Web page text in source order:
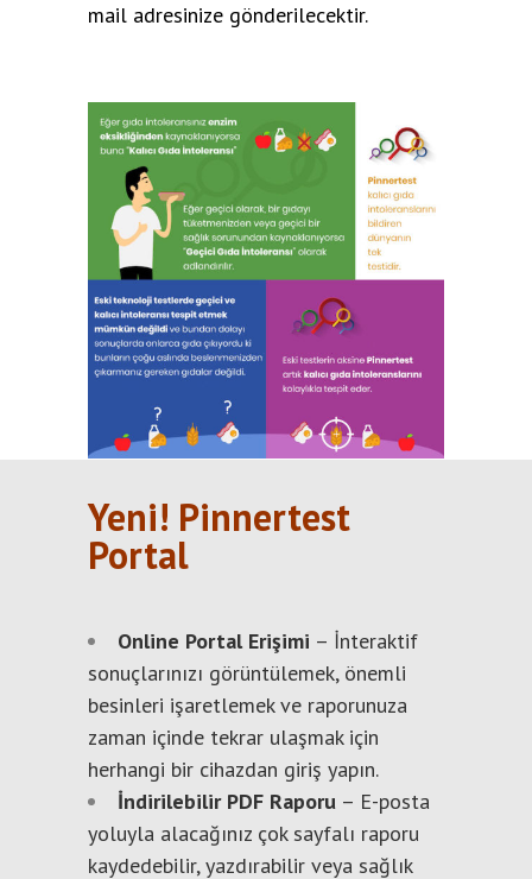
mail adresinize gönderilecektir.
Yeni! Pinnertest
Portal
Online Portal Erişimi – İnteraktif
sonuçlarınızı görüntülemek, önemli
besinleri işaretlemek ve raporunuza
zaman içinde tekrar ulaşmak için
herhangi bir cihazdan giriş yapın.
İndirilebilir PDF Raporu – E-posta
yoluyla alacağınız çok sayfalı raporu
kaydedebilir, yazdırabilir veya sağlık